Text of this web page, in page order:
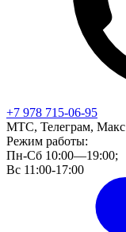
+7 978 715-06-95
МТС, Телеграм, Макс
Режим работы:
Пн-Сб 10:00—19:00;
Вс 11:00-17:00